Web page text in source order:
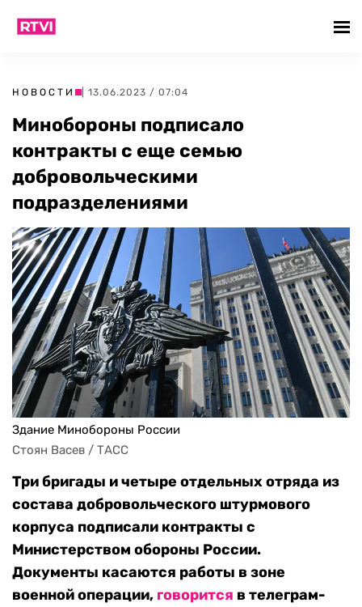
НОВОСТИ | 13.06.2023 / 07:04
Минобороны подписало
контракты с еще семью
добровольческими
подразделениями
Здание Минобороны России
Стоян Васев / ТАСС
Три бригады и четыре отдельных отряда из
состава добровольческого штурмового
корпуса подписали контракты с
Министерством обороны России.
Документы касаются работы в зоне
военной операции, говорится в телеграм-